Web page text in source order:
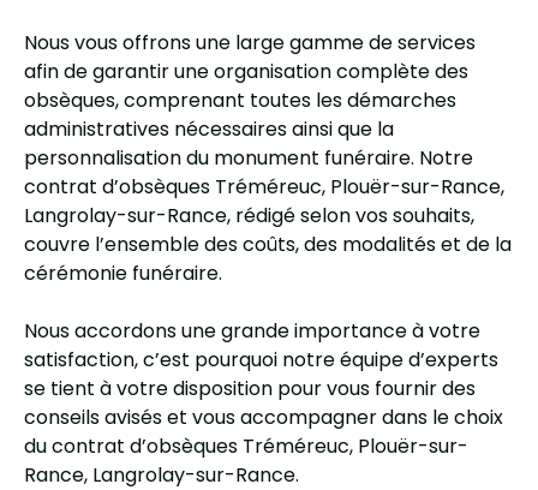
Nous vous offrons une large gamme de services
afin de garantir une organisation complète des
obsèques, comprenant toutes les démarches
administratives nécessaires ainsi que la
personnalisation du monument funéraire. Notre
contrat d’obsèques Tréméreuc, Plouër-sur-Rance,
Langrolay-sur-Rance, rédigé selon vos souhaits,
couvre l’ensemble des coûts, des modalités et de la
cérémonie funéraire.
Nous accordons une grande importance à votre
satisfaction, c’est pourquoi notre équipe d’experts
se tient à votre disposition pour vous fournir des
conseils avisés et vous accompagner dans le choix
du contrat d’obsèques Tréméreuc, Plouër-sur-
Rance, Langrolay-sur-Rance.